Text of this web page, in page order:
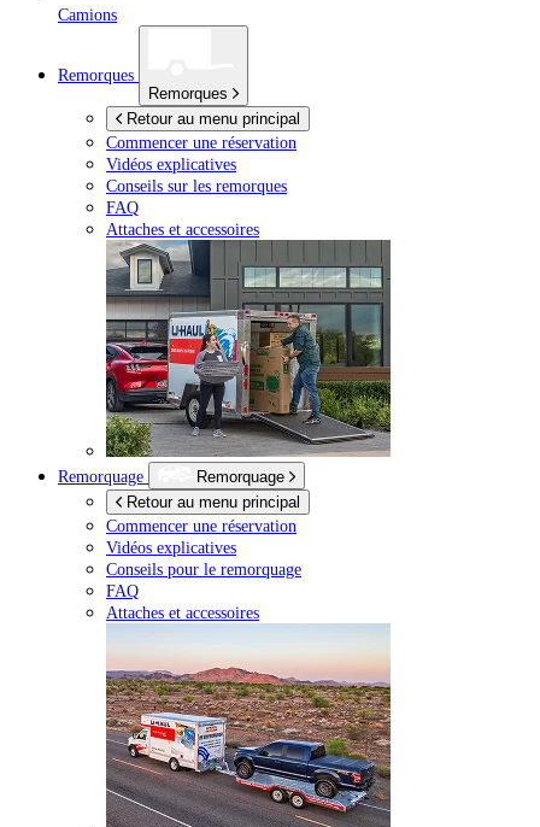
Camions
Remorques
Remorques
Retour au menu principal
Commencer une réservation
Vidéos explicatives
Conseils sur les remorques
FAQ
Attaches et accessoires
Remorquage
Remorquage
Retour au menu principal
Commencer une réservation
Vidéos explicatives
Conseils pour le remorquage
FAQ
Attaches et accessoires